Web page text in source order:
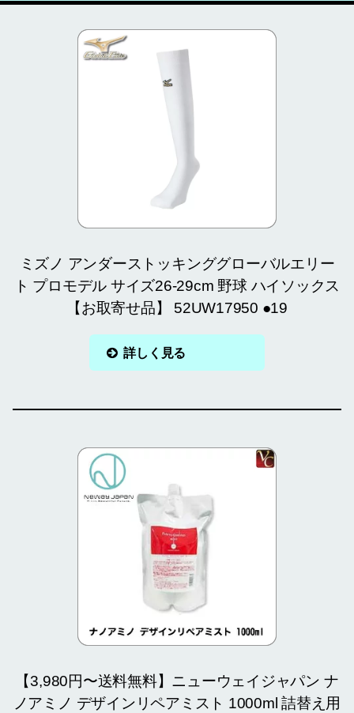
ミズノ アンダーストッキンググローバルエリー
ト プロモデル サイズ26-29cm 野球 ハイソックス
【お取寄せ品】 52UW17950 ●19
詳しく見る
【3,980円〜送料無料】ニューウェイジャパン ナ
ノアミノ デザインリペアミスト 1000ml 詰替え用